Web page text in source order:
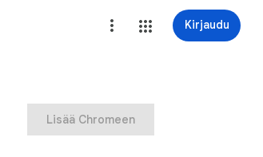
Kirjaudu
Lisää Chromeen